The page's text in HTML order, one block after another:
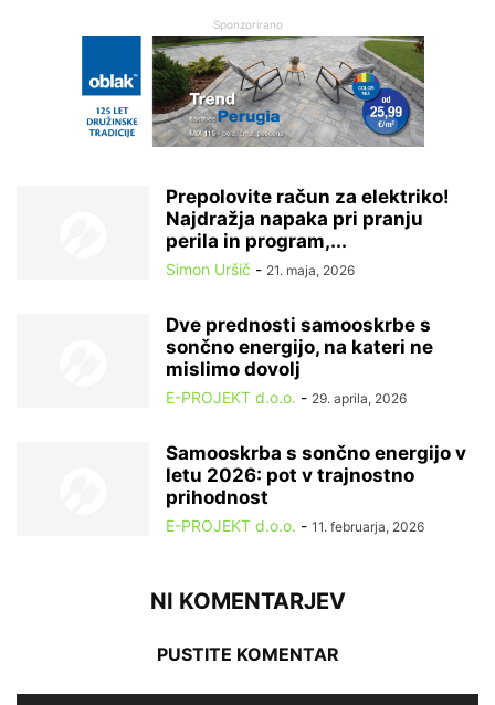
Sponzorirano
Prepolovite račun za elektriko!
Najdražja napaka pri pranju
perila in program,...
Simon Uršič - 21. maja, 2026
Dve prednosti samooskrbe s
sončno energijo, na kateri ne
mislimo dovolj
E-PROJEKT d.o.o. - 29. aprila, 2026
Samooskrba s sončno energijo v
letu 2026: pot v trajnostno
prihodnost
E-PROJEKT d.o.o. - 11. februarja, 2026
NI KOMENTARJEV
PUSTITE KOMENTAR